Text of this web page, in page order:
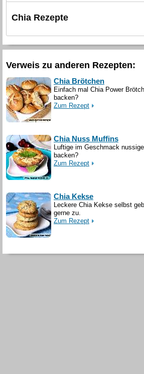
Chia Rezepte
Verweis zu anderen Rezepten:
Chia Brötchen
Einfach mal Chia Power
backen?
Zum Rezept
Chia Nuss Muffins
Luftige im Geschmack
backen?
Zum Rezept
Chia Kekse
Leckere Chia Kekse selbst
gerne zu.
Zum Rezept